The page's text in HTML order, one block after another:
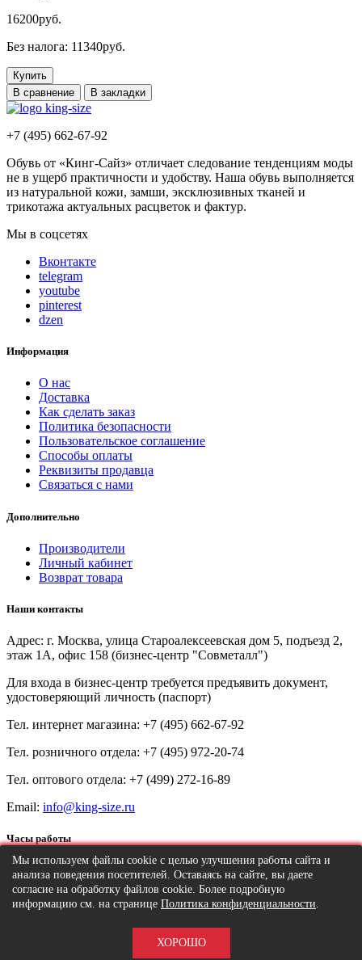
16200руб.
Без налога: 11340руб.
Купить
В сравнение
В закладки
+7 (495) 662-67-92
Обувь от «Кинг-Сайз» отличает следование тенденциям моды
не в ущерб практичности и удобству. Наша обувь выполняется
из натуральной кожи, замши, эксклюзивных тканей и
трикотажа актуальных расцветок и фактур.
Мы в соцсетях
Вконтакте
telegram
youtube
pinterest
dzen
Информация
О нас
Доставка
Как сделать заказ
Политика безопасности
Пользовательское соглашение
Способы оплаты
Реквизиты продавца
Связаться с нами
Дополнительно
Производители
Личный кабинет
Возврат товара
Наши контакты
Адрес: г. Москва, улица Староалексеевская дом 5, подъезд 2,
этаж 1А, офис 158 (бизнес-центр "Совметалл")
Для входа в бизнес-центр требуется предъявить документ,
удостоверяющий личность (паспорт)
Тел. интернет магазина: +7 (495) 662-67-92
Тел. розничного отдела: +7 (495) 972-20-74
Тел. оптового отдела: +7 (499) 272-16-89
Email: info@king-size.ru
Часы работы
Пн-Пт10:00-20:00
Сб-Вс11:00 -18:00
Кинг-Сайз © 2026 Все права защищены.
Мы используем файлы cookie с целью улучшения работы сайта и
анализа поведения посетителей. Оставаясь на сайте, вы даете
согласие на обработку файлов cookie. Более подробную
информацию см. на странице Политика конфиденциальности.
ХОРОШО